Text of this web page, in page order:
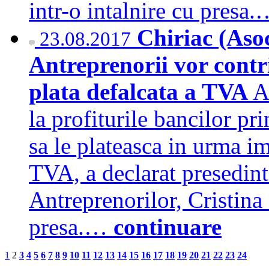
intr-o intalnire cu
23.08.2017 Chiriac
Antreprenorii vor
plata defalcata a TVA
la profiturile bancilor
sa le plateasca in urma
TVA, a declarat
Antreprenorilor,
presa.… continuare
1 2 3 4 5 6 7 8 9 10 11 12 13 14 15 16 17 18 19 20 21 22 23 24